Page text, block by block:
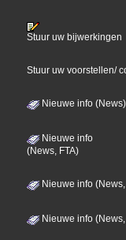
Stuur uw bijwerkingen
Stuur uw voorstellen/
Nieuwe info (News)
Nieuwe info
(News, FTA)
Nieuwe info
Nieuwe info